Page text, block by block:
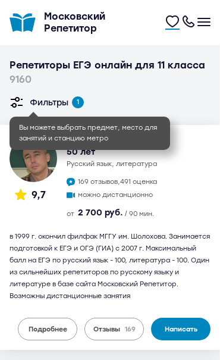
Московский
Репетитор
Репетиторы ЕГЭ онлайн для 11 класса
9160
Вы можете выбрать предмет, место для
занятий и станцию метро
Фильтры 1
9,7
Иван Игоревич
50 лет
русский язык, литература
169 отзывов,491 оценка
можно дистанционно
от 2 700 руб. / 90 мин.
в 1999 г. окончил филфак МГГУ им. Шолохова. Занимается
подготовкой к ЕГЭ и ОГЭ (ГИА) с 2007 г. Максимальный
балл на ЕГЭ по русский язык - 100, литература - 100. Один
из сильнейших репетиторов по русскому языку и
литературе в базе сайта Московский Репетитор.
Возможны дистанционные занятия
Подробнее Отзывы 169 Написать